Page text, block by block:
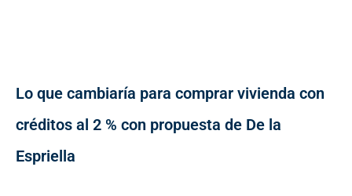
Lo que cambiaría para comprar vivienda con
créditos al 2 % con propuesta de De la
Espriella